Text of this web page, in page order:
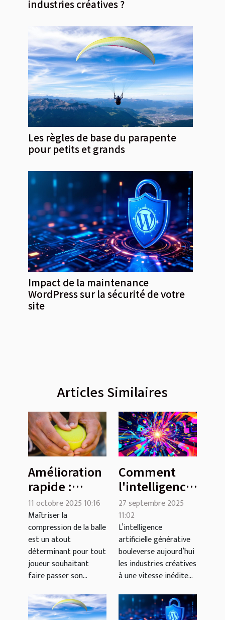
industries créatives ?
Les règles de base du parapente
pour petits et grands
Impact de la maintenance
WordPress sur la sécurité de votre
site
Articles Similaires
Amélioration
rapide :
Compresser
efficacement
la balle avec
des astuces
vidéo
11 octobre 2025 10:16
Maîtriser la
compression de la balle
est un atout
déterminant pour tout
joueur souhaitant
faire passer son...
Comment
l'intelligence
artificielle
générative
transforme-t-
elle les
industries
créatives ?
27 septembre 2025
11:02
L’intelligence
artificielle générative
bouleverse aujourd’hui
les industries créatives
à une vitesse inédite...